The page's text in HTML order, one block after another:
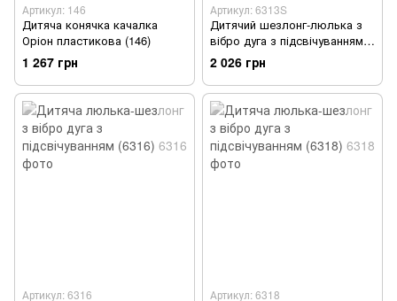
Артикул: 146
Дитяча конячка качалка
Оріон пластикова (146)
1 267 грн
Артикул: 6313S
Дитячий шезлонг-люлька з
вібро дуга з підсвічуванням
(6313S)
2 026 грн
Артикул: 6316 Артикул: 6318